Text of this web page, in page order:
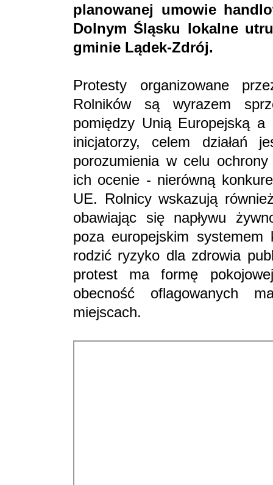
planowanej umowie
Dolnym Śląsku lokalne
gminie Lądek-Zdrój.
Protesty organizowane
Rolników są wyrazem
pomiędzy Unią Europejską
inicjatorzy, celem działań
porozumienia w celu
ich ocenie - nierówną
UE. Rolnicy wskazują
obawiając się napływu
poza europejskim
rodzić ryzyko dla zdrowia
protest ma formę
obecność oflagowanych
miejscach.